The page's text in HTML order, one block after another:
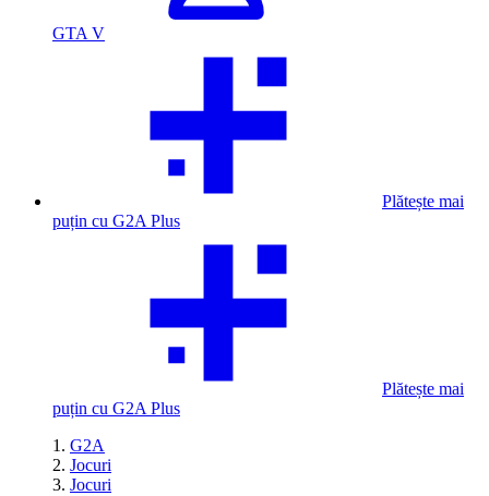
GTA V
Plătește mai
puțin cu G2A Plus
Plătește mai
puțin cu G2A Plus
G2A
Jocuri
Jocuri